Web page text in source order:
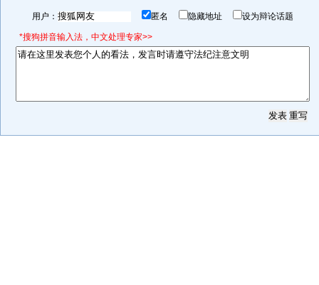
用户： 匿名 隐藏地址 设为辩论话题
*搜狗拼音输入法，中文处理专家>>